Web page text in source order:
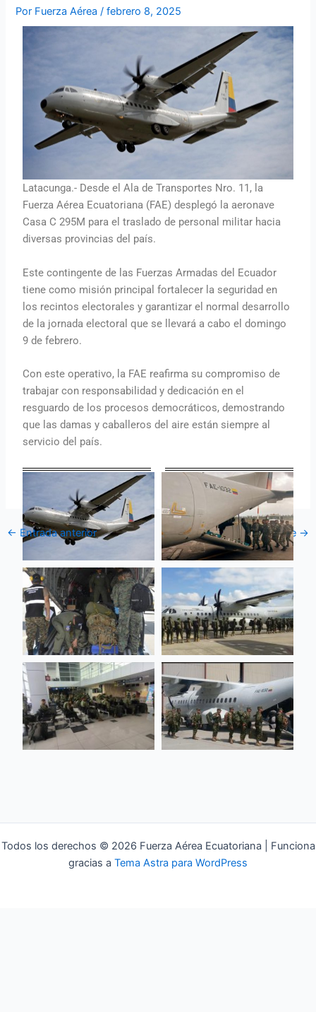
Por Fuerza Aérea/febrero 8, 2025
Latacunga.- Desde el Ala de Transportes Nro. 11, la
Fuerza Aérea Ecuatoriana (FAE) desplegó la aeronave
Casa C 295M para el traslado de personal militar hacia
diversas provincias del país.
Este contingente de las Fuerzas Armadas del Ecuador
tiene como misión principal fortalecer la seguridad en
los recintos electorales y garantizar el normal desarrollo
de la jornada electoral que se llevará a cabo el domingo
9 de febrero.
Con este operativo, la FAE reafirma su compromiso de
trabajar con responsabilidad y dedicación en el
resguardo de los procesos democráticos, demostrando
que las damas y caballeros del aire están siempre al
servicio del país.
← Entrada anterior Entrada siguiente →
Todos los derechos © 2026 Fuerza Aérea Ecuatoriana | Funciona
gracias a Tema Astra para WordPress